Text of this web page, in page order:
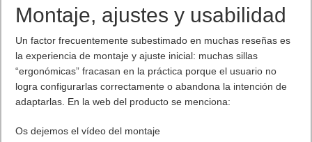
Montaje, ajustes y usabilidad
Un factor frecuentemente subestimado en muchas reseñas es
la experiencia de montaje y ajuste inicial: muchas sillas
“ergonómicas” fracasan en la práctica porque el usuario no
logra configurarlas correctamente o abandona la intención de
adaptarlas. En la web del producto se menciona:
Os dejemos el vídeo del montaje